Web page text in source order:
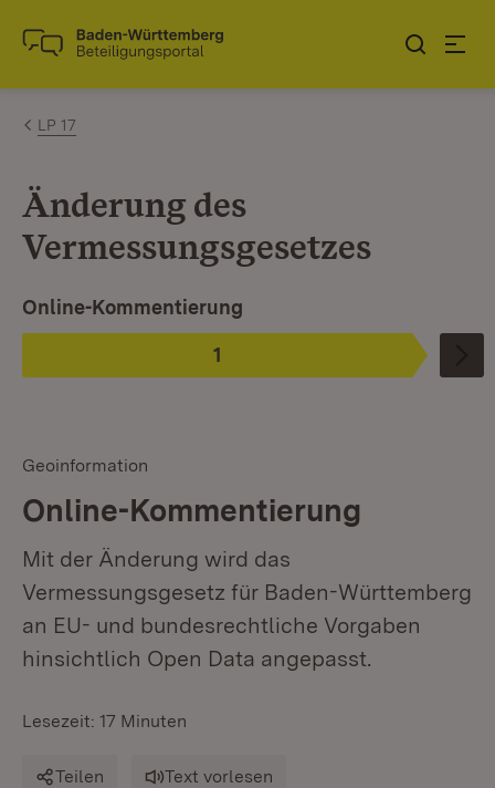
Zum Inhalt springen
Link zur Startseite
LP 17
Änderung des
Vermessungsgesetzes
Phase
1
:
Ist ausgewählt.
Online-Kommentierung
Geoinformation
Online-Kommentierung
Mit der Änderung wird das
Vermessungsgesetz für Baden-Württemberg
an EU- und bundesrechtliche Vorgaben
hinsichtlich Open Data angepasst.
Lesezeit: 17 Minuten
Teilen Text vorlesen